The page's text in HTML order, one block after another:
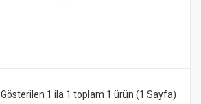
Gösterilen 1 ila 1 toplam 1 ürün (1 Sayfa)